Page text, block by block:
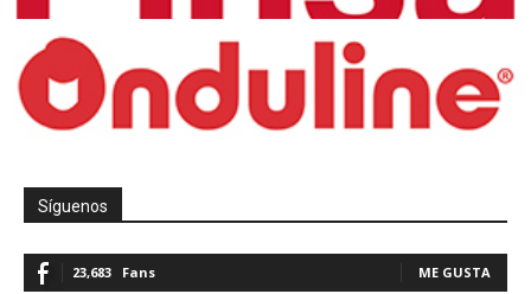
Síguenos
23,683 Fans ME GUSTA